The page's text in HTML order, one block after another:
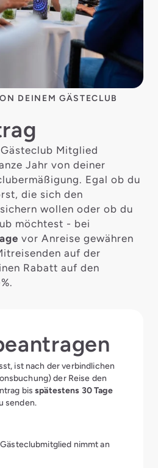
DEINEM GÄSTECLUB
Mitglied
Jahr von deiner
Egal ob du
die sich den
wollen oder ob du
möchtest - bei
vor Anreise gewähren
auf der
Rabatt auf den
ist nach der verbindlichen
der Reise den
bisspätestens 30 Tage
senden.
nimmt an